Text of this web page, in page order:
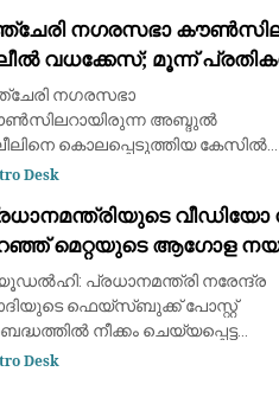
CJP വക്താവ്
ചില യൂട്യൂബ
നഗരസഭാ
വധക്കേസ്; മൂന്ന്
നഗരസഭാ
അബ്ദുൽ
കൊലപ്പെടുത്തിയ കേസിൽ
പ്രതികൾക്ക് ജീവപര്യന്തം തടവും
അഡീഷണൽ ജില്ലാ
കോടതി ജഡ്ജി എസ്.
ശിക്ഷ
Desk
വീഡിയോ
മെറ്റയുടെ ആഗോള നയ
കാപ്ലൻ
പ്രധാനമന്ത്രി നരേന്ദ്ര
ഫെയ്സ്ബുക്ക് പോസ്റ്റ്
നീക്കം ചെയ്യപ്പെട്ട
മെറ്റയുടെ ആഗോള നയ
Desk